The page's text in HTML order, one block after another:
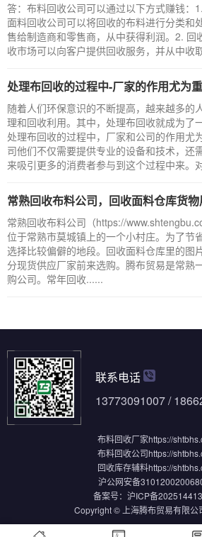
答：布料回收公司可以通过以下方式赚钱：
面料回收公司可以将回收的布料进行分类和
售给制造商和零售商，从中获得利润。2. 回
收市场可以向客户提供回收服务，并从中收
处理布回收的过程中-厂家的作用尤为重要-常熟布料回收
随着人们环保意识的不断提高，越来越多的
理和回收利用。其中，处理布回收就成为了
处理布回收的过程中，厂家和公司的作用尤
司他们不仅需要提供专业的设备和技术，还
来吸引更多的消费者参与到这个过程中来。
常熟回收布料公司，回收面料仓库货物展示图片_常熟回收面料
常熟回收布料公司（https://
位于常熟市莫城镇上的一个小村庄。为了节
选择比较偏僻的地段。回收面料仓库里的图
分现货供应厂家前来选购。腾布贸易是常熟
购公司。常年回收......
联系电话
13773091007 /
布料回收厂家https://
布料回收公司https://
回收库存辅料https://
沪公网安备
备案号： 沪ICP备
Copyright © 上海腾布贸易有限公